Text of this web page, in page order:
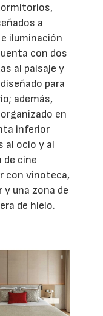
a
iluminación
con dos
al paisaje y
para
además,
en
inferior
al ocio y al
de cine
con vinoteca,
una zona de
de hielo.